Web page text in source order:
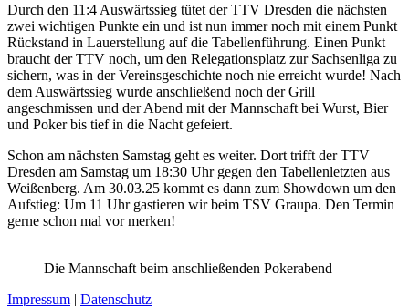
Durch den 11:4 Auswärtssieg tütet der TTV Dresden die nächsten
zwei wichtigen Punkte ein und ist nun immer noch mit einem Punkt
Rückstand in Lauerstellung auf die Tabellenführung. Einen Punkt
braucht der TTV noch, um den Relegationsplatz zur Sachsenliga zu
sichern, was in der Vereinsgeschichte noch nie erreicht wurde! Nach
dem Auswärtssieg wurde anschließend noch der Grill
angeschmissen und der Abend mit der Mannschaft bei Wurst, Bier
und Poker bis tief in die Nacht gefeiert.
Schon am nächsten Samstag geht es weiter. Dort trifft der TTV
Dresden am Samstag um 18:30 Uhr gegen den Tabellenletzten aus
Weißenberg. Am 30.03.25 kommt es dann zum Showdown um den
Aufstieg: Um 11 Uhr gastieren wir beim TSV Graupa. Den Termin
gerne schon mal vor merken!
Die Mannschaft beim anschließenden Pokerabend
Impressum | Datenschutz